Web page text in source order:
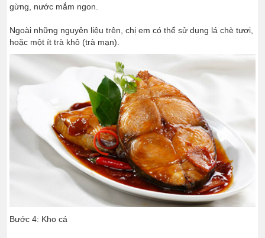
gừng, nước mắm ngon.
Ngoài những nguyên liệu trên, chị em có thể sử dụng lá chè tươi,
hoặc một ít trà khô (trà mạn).
Bước 4: Kho cá